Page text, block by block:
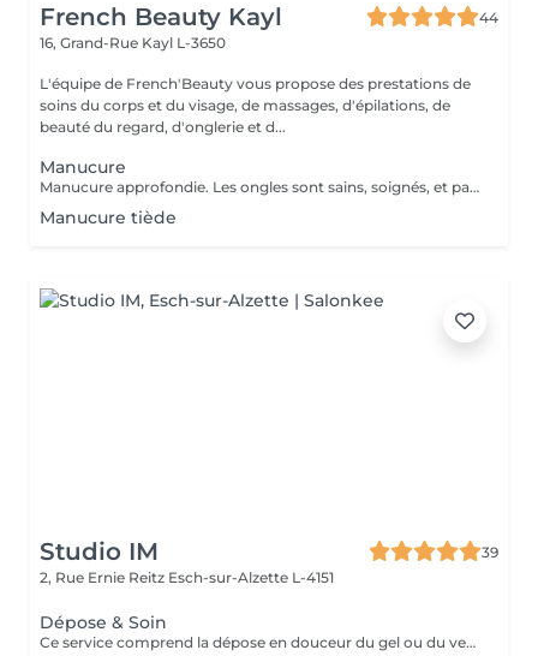
French Beauty Kayl
44
16, Grand-Rue Kayl L-3650
L'équipe de French'Beauty vous propose des prestations de
soins du corps et du visage, de massages, d'épilations, de
beauté du regard, d'onglerie et d...
Manucure
Manucure approfondie. Les ongles sont sains, soignés, et paraissent plus longs. Vernis soin et Massage des mains.
Manucure tiède
Studio IM
39
2, Rue Ernie Reitz Esch-sur-Alzette L-4151
Dépose & Soin
Ce service comprend la dépose en douceur du gel ou du vernis semi-permanent, suivi d'un soin complet de l'ongle naturel. Le soin inclut: - Travail délicat des cuticules, - Limage et nettoyage de l'ongle, - Hydratation et légère exfoliation des mains pour un fini soyeux. Idéal pour préserver la santé et la beauté naturelle de vos ongles avant une nouvelle pose ou simplement pour un entretien régulier.